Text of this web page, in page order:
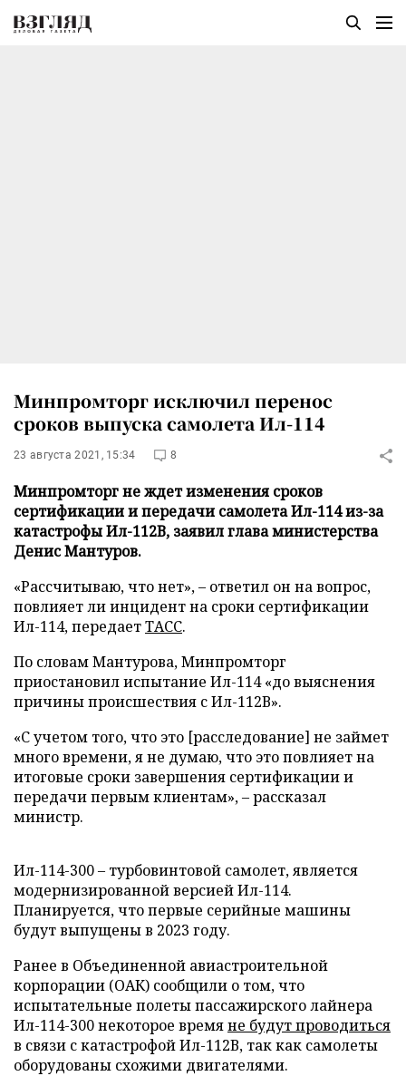
Минпромторг исключил перенос
сроков выпуска самолета Ил-114
23 августа 2021, 15:34 8
Минпромторг не ждет изменения сроков
сертификации и передачи самолета Ил-114 из-за
катастрофы Ил-112В, заявил глава министерства
Денис Мантуров.
«Рассчитываю, что нет», – ответил он на вопрос,
повлияет ли инцидент на сроки сертификации
Ил-114, передаетТАСС.
По словам Мантурова, Минпромторг
приостановил испытание Ил-114 «до выяснения
причины происшествия с Ил-112В».
«С учетом того, что это [расследование] не займет
много времени, я не думаю, что это повлияет на
итоговые сроки завершения сертификации и
передачи первым клиентам», – рассказал
министр.
Ил-114-300 – турбовинтовой самолет, является
модернизированной версией Ил-114.
Планируется, что первые серийные машины
будут выпущены в 2023 году.
Ранее в Объединенной авиастроительной
корпорации (ОАК) сообщили о том, что
испытательные полеты пассажирского лайнера
Ил-114-300 некоторое времяне будут проводиться
в связи с катастрофой Ил-112В, так как самолеты
оборудованы схожими двигателями.